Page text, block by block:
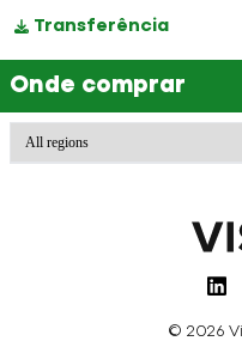
Transferência
Onde comprar
© 2026